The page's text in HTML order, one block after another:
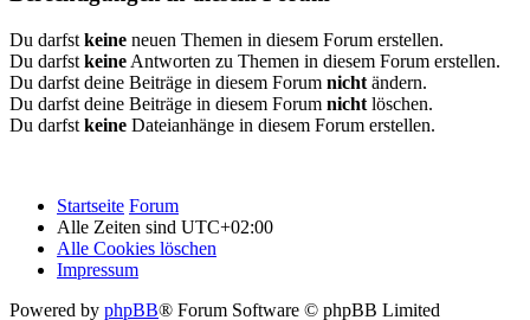
Du darfst keine neuen Themen in diesem Forum erstellen.
Du darfst keine Antworten zu Themen in diesem Forum erstellen.
Du darfst deine Beiträge in diesem Forum nicht ändern.
Du darfst deine Beiträge in diesem Forum nicht löschen.
Du darfst keine Dateianhänge in diesem Forum erstellen.
Startseite Forum
Alle Zeiten sind UTC+02:00
Alle Cookies löschen
Impressum
Powered by phpBB® Forum Software © phpBB Limited